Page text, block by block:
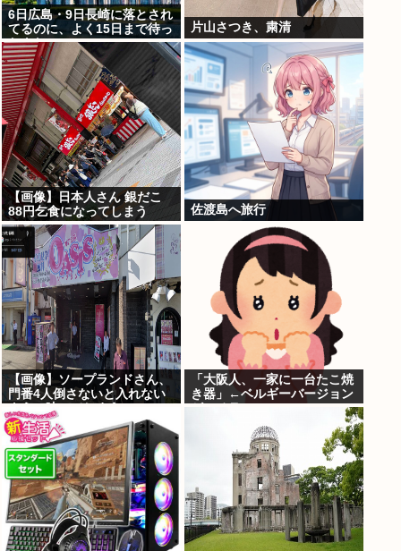
6日広島・9日長崎に落とされ
てるのに、よく15日まで待っ
たよな
片山さつき、粛清
【画像】日本人さん 銀だこ
88円乞食になってしまう
佐渡島へ旅行
【画像】ソープランドさん、
門番4人倒さないと入れない
ように映ってしまう
「大阪人、一家に一台たこ焼
き器」←ベルギーバージョン